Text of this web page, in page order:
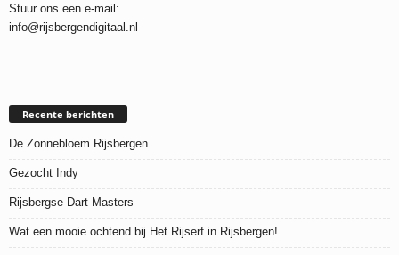
Stuur ons een e-mail:
info@rijsbergendigitaal.nl
Recente berichten
De Zonnebloem Rijsbergen
Gezocht Indy
Rijsbergse Dart Masters
Wat een mooie ochtend bij Het Rijserf in Rijsbergen!